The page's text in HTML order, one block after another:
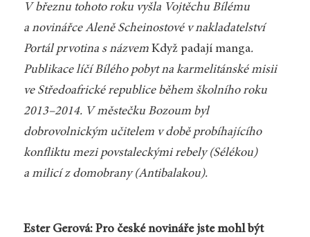
V březnu tohoto roku vyšla Vojtěchu Bílému
a novinářce Aleně Scheinostové v nakladatelství
Portál prvotina s názvem Když padají manga.
Publikace líčí Bílého pobyt na karmelitánské misii
ve Středoafrické republice během školního roku
2013–2014. V městečku Bozoum byl
dobrovolnickým učitelem v době probíhajícího
konfliktu mezi povstaleckými rebely (Sélékou)
a milicí z domobrany (Antibalakou).
Ester Gerová: Pro české novináře jste mohl být